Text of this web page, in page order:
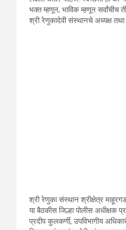
भक्त म्हणून, भाविक म्हणून सर्वांचीच
श्री रेणुकादेवी संस्थानचे अध्यक्ष
श्री रेणुका संस्थान श्रीक्षेत्र
या बैठकीस जिल्हा पोलीस अधीक्षक
प्रदीप कुलकर्णी, उपविभागीय